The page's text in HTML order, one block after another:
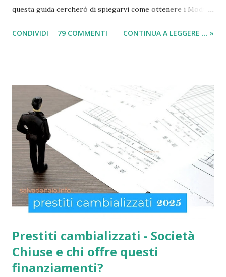
questa guida cercherò di spiegarvi come ottenere i Moduli
(per il sussidio di 400 euro al mese per nucleo familiare),
con più di 65 anni d'età e minori fino a 3 anni di età. Infatti
come indicato per quest’ultimi è necessario fare domanda
per la social card acquisti straordinaria ). Per chi non lo
sapesse, tutto è gestito e determinato in base alle norme
imposte con la nuova legge di aiuto e sostegno per le
famiglie italiane. Ricordo che le domande potranno essere
presentate da tutti i cittadini italiani, cittadini comunitari e
anche extracom...
CONDIVIDI 79 COMMENTI CONTINUA A LEGGERE ... »
Prestiti cambializzati - Società
Chiuse e chi offre questi
finanziamenti?